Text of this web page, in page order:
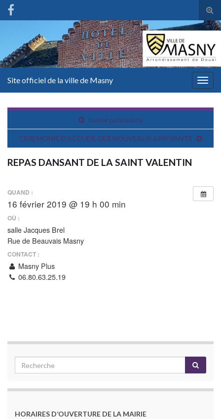
Site officiel de la ville de Masny
Soirée patoisante
CEREMONIE D’ACCUEIL DES NOUVEAUX ARRIVANTS
REPAS DANSANT DE LA SAINT VALENTIN
QUAND :
16 février 2019 @ 19 h 00 min
OÙ :
salle Jacques Brel
Rue de Beauvais Masny
CONTACT :
Masny Plus
06.80.63.25.19
HORAIRES D’OUVERTURE DE LA MAIRIE